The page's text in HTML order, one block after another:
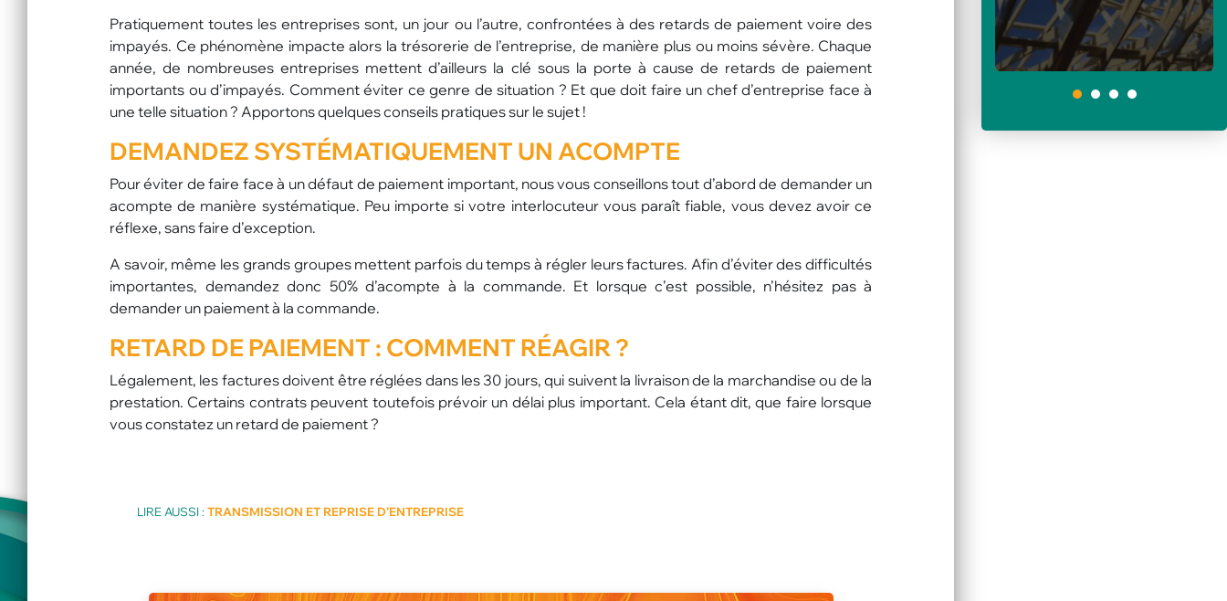
Pratiquement toutes les entreprises sont, un jour ou l’autre, confrontées à des retards de paiement voire des
impayés. Ce phénomène impacte alors la trésorerie de l’entreprise, de manière plus ou moins sévère. Chaque
année, de nombreuses entreprises mettent d’ailleurs la clé sous la porte à cause de retards de paiement
importants ou d’impayés. Comment éviter ce genre de situation ? Et que doit faire un chef d’entreprise face à
une telle situation ? Apportons quelques conseils pratiques sur le sujet !
DEMANDEZ SYSTÉMATIQUEMENT UN ACOMPTE
Pour éviter de faire face à un défaut de paiement important, nous vous conseillons tout d’abord de demander un
acompte de manière systématique. Peu importe si votre interlocuteur vous paraît fiable, vous devez avoir ce
réflexe, sans faire d’exception.
A savoir, même les grands groupes mettent parfois du temps à régler leurs factures. Afin d’éviter des difficultés
importantes, demandez donc 50% d’acompte à la commande. Et lorsque c’est possible, n’hésitez pas à
demander un paiement à la commande.
RETARD DE PAIEMENT : COMMENT RÉAGIR ?
Légalement, les factures doivent être réglées dans les 30 jours, qui suivent la livraison de la marchandise ou de la
prestation. Certains contrats peuvent toutefois prévoir un délai plus important. Cela étant dit, que faire lorsque
vous constatez un retard de paiement ?
LIRE AUSSI : TRANSMISSION ET REPRISE D’ENTREPRISE